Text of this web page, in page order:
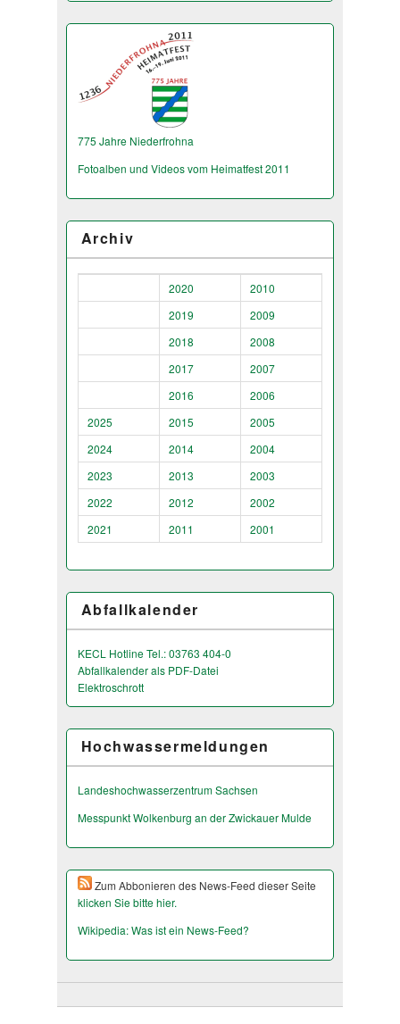
775 Jahre Niederfrohna
Fotoalben und Videos vom Heimatfest 2011
Archiv
2020
2010
2019
2009
2018
2008
2017
2007
2016
2006
2025
2015
2005
2024
2014
2004
2023
2013
2003
2022
2012
2002
2021
2011 2001
Abfallkalender
KECL Hotline Tel.: 03763 404-0
Abfallkalender als PDF-Datei
Elektroschrott
Hochwassermeldungen
Landeshochwas­serzentrum Sachsen
Messpunkt Wolkenburg an der Zwickauer Mulde
Zum Abbonieren des News-Feed dieser Seite
klicken Sie bitte hier.
Wikipedia: Was ist ein News-Feed?